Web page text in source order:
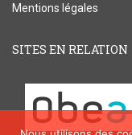
Mentions légales
SITES EN RELATION